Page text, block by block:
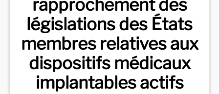
rapprochement des
législations des États
membres relatives aux
dispositifs médicaux
implantables actifs